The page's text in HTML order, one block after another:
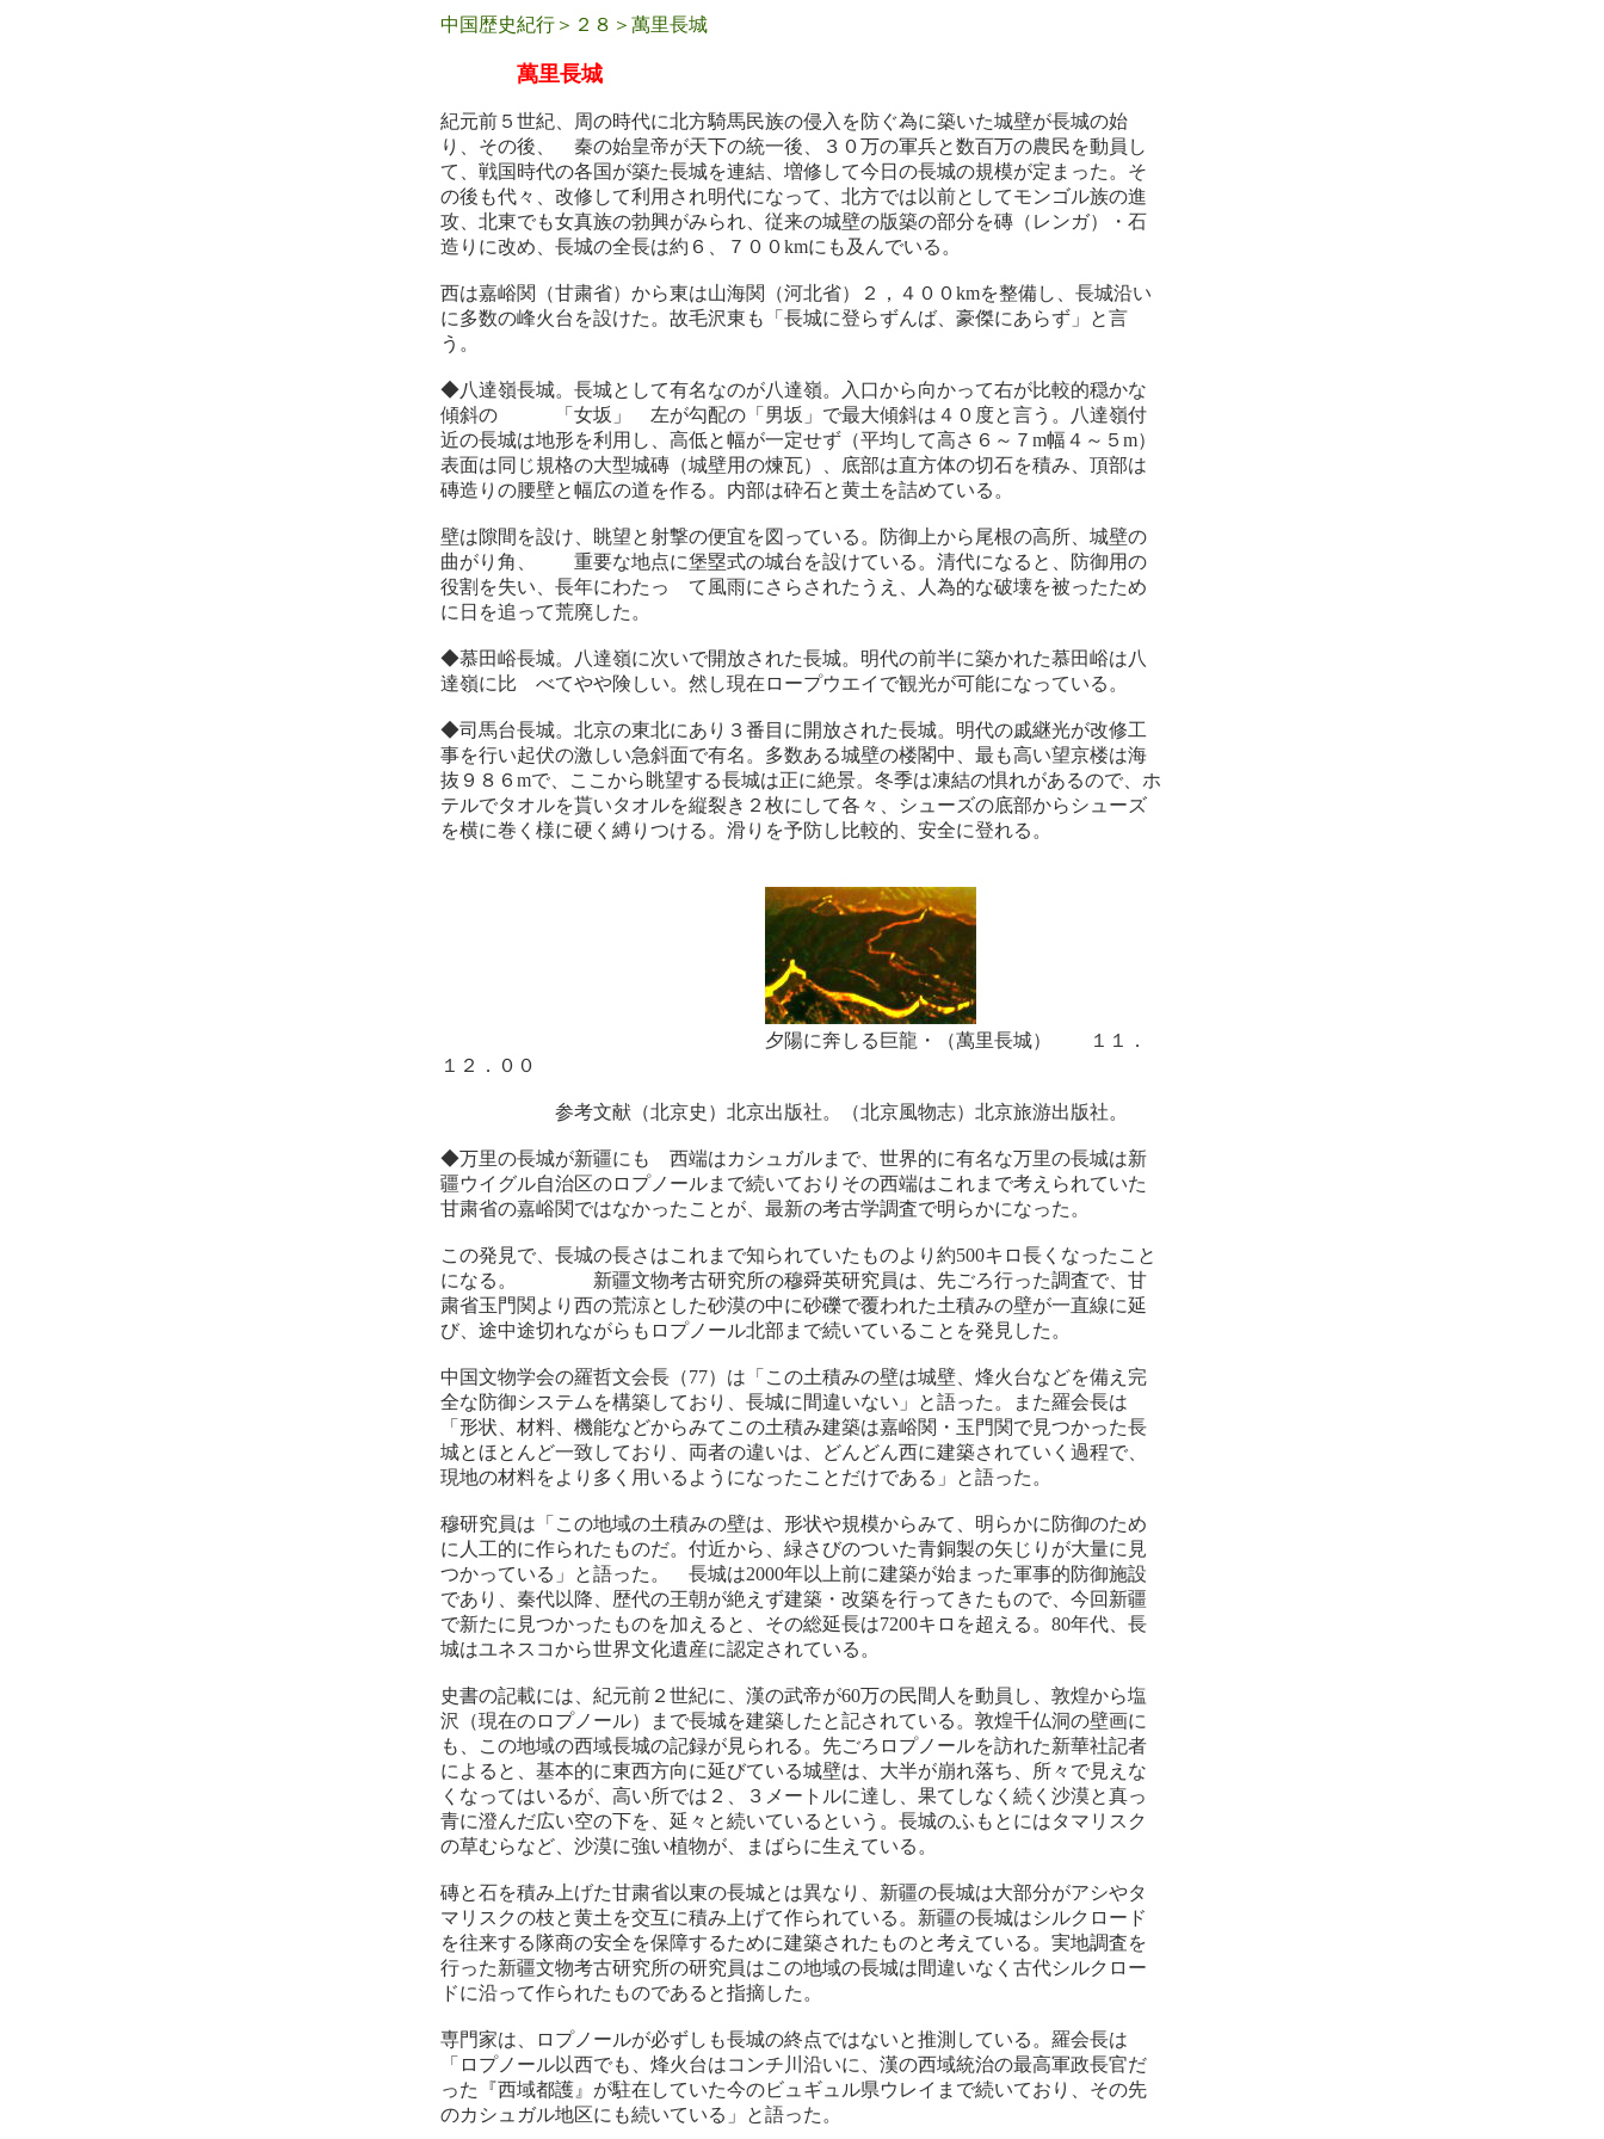
中国歴史紀行＞２８＞萬里長城
萬里長城
紀元前５世紀、周の時代に北方騎馬民族の侵入を防ぐ為に築いた城壁が長城の始
り、その後、 秦の始皇帝が天下の統一後、３０万の軍兵と数百万の農民を動員し
て、戦国時代の各国が築た長城を連結、増修して今日の長城の規模が定まった。そ
の後も代々、改修して利用され明代になって、北方では以前としてモンゴル族の進
攻、北東でも女真族の勃興がみられ、従来の城壁の版築の部分を磚（レンガ）・石
造りに改め、長城の全長は約６、７００kmにも及んでいる。
西は嘉峪関（甘粛省）から東は山海関（河北省）２，４００kmを整備し、長城沿い
に多数の峰火台を設けた。故毛沢東も「長城に登らずんば、豪傑にあらず」と言
う。
◆八達嶺長城。長城として有名なのが八達嶺。入口から向かって右が比較的穏かな
傾斜の 「女坂」 左が勾配の「男坂」で最大傾斜は４０度と言う。八達嶺付
近の長城は地形を利用し、高低と幅が一定せず（平均して高さ６～７m幅４～５m）
表面は同じ規格の大型城磚（城壁用の煉瓦）、底部は直方体の切石を積み、頂部は
磚造りの腰壁と幅広の道を作る。内部は砕石と黄土を詰めている。
壁は隙間を設け、眺望と射撃の便宜を図っている。防御上から尾根の高所、城壁の
曲がり角、 重要な地点に堡塁式の城台を設けている。清代になると、防御用の
役割を失い、長年にわたっ て風雨にさらされたうえ、人為的な破壊を被ったため
に日を追って荒廃した。
◆慕田峪長城。八達嶺に次いで開放された長城。明代の前半に築かれた慕田峪は八
達嶺に比 べてやや険しい。然し現在ロープウエイで観光が可能になっている。
◆司馬台長城。北京の東北にあり３番目に開放された長城。明代の戚継光が改修工
事を行い起伏の激しい急斜面で有名。多数ある城壁の楼閣中、最も高い望京楼は海
抜９８６mで、ここから眺望する長城は正に絶景。冬季は凍結の惧れがあるので、ホ
テルでタオルを貰いタオルを縦裂き２枚にして各々、シューズの底部からシューズ
を横に巻く様に硬く縛りつける。滑りを予防し比較的、安全に登れる。
夕陽に奔しる巨龍・（萬里長城） １１．
１２．００
参考文献（北京史）北京出版社。（北京風物志）北京旅游出版社。
◆万里の長城が新疆にも 西端はカシュガルまで、世界的に有名な万里の長城は新
疆ウイグル自治区のロプノールまで続いておりその西端はこれまで考えられていた
甘粛省の嘉峪関ではなかったことが、最新の考古学調査で明らかになった。
この発見で、長城の長さはこれまで知られていたものより約500キロ長くなったこと
になる。 新疆文物考古研究所の穆舜英研究員は、先ごろ行った調査で、甘
粛省玉門関より西の荒涼とした砂漠の中に砂礫で覆われた土積みの壁が一直線に延
び、途中途切れながらもロプノール北部まで続いていることを発見した。
中国文物学会の羅哲文会長（77）は「この土積みの壁は城壁、烽火台などを備え完
全な防御システムを構築しており、長城に間違いない」と語った。また羅会長は
「形状、材料、機能などからみてこの土積み建築は嘉峪関・玉門関で見つかった長
城とほとんど一致しており、両者の違いは、どんどん西に建築されていく過程で、
現地の材料をより多く用いるようになったことだけである」と語った。
穆研究員は「この地域の土積みの壁は、形状や規模からみて、明らかに防御のため
に人工的に作られたものだ。付近から、緑さびのついた青銅製の矢じりが大量に見
つかっている」と語った。 長城は2000年以上前に建築が始まった軍事的防御施設
であり、秦代以降、歴代の王朝が絶えず建築・改築を行ってきたもので、今回新疆
で新たに見つかったものを加えると、その総延長は7200キロを超える。80年代、長
城はユネスコから世界文化遺産に認定されている。
史書の記載には、紀元前２世紀に、漢の武帝が60万の民間人を動員し、敦煌から塩
沢（現在のロプノール）まで長城を建築したと記されている。敦煌千仏洞の壁画に
も、この地域の西域長城の記録が見られる。先ごろロプノールを訪れた新華社記者
によると、基本的に東西方向に延びている城壁は、大半が崩れ落ち、所々で見えな
くなってはいるが、高い所では２、３メートルに達し、果てしなく続く沙漠と真っ
青に澄んだ広い空の下を、延々と続いているという。長城のふもとにはタマリスク
の草むらなど、沙漠に強い植物が、まばらに生えている。
磚と石を積み上げた甘粛省以東の長城とは異なり、新疆の長城は大部分がアシやタ
マリスクの枝と黄土を交互に積み上げて作られている。新疆の長城はシルクロード
を往来する隊商の安全を保障するために建築されたものと考えている。実地調査を
行った新疆文物考古研究所の研究員はこの地域の長城は間違いなく古代シルクロー
ドに沿って作られたものであると指摘した。
専門家は、ロプノールが必ずしも長城の終点ではないと推測している。羅会長は
「ロプノール以西でも、烽火台はコンチ川沿いに、漢の西域統治の最高軍政長官だ
った『西域都護』が駐在していた今のビュギュル県ウレイまで続いており、その先
のカシュガル地区にも続いている」と語った。